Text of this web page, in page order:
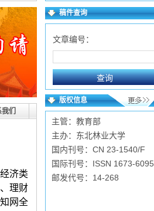
编号：D202685131353(马慧敏)
已录用
正在审核中
已录用
编号：D202683211348(陈近岳)
已录用
编号：D2026839519(张广华)
已录用
稿件查询
文章编号：
们
济类
理财
网全
版权信息
主管：教育部
主办：东北林业大学
国内刊号：CN 23-1540/F
国际刊号：ISSN 1673-6095
邮发代号：14-268